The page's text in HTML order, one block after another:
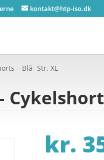
kontakt@htp-iso.dk
– Blå- Str. XL
kr.